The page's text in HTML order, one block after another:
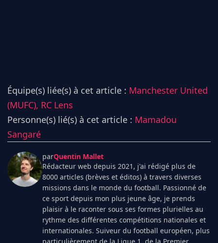
Équipe(s) liée(s) à cet article : Manchester United
(MUFC), RC Lens
Personne(s) lié(s) à cet article : Mamadou
Sangaré
parQuentin Mallet
Rédacteur web depuis 2021, j'ai rédigé plus de
8000 articles (brèves et éditos) à travers diverses
missions dans le monde du football. Passionné de
ce sport depuis mon plus jeune âge, je prends
plaisir à le raconter sous ses formes plurielles au
rythme des différentes compétitions nationales et
internationales. Suiveur du football européen, plus
particulièrement de la Ligue 1, de la Premier